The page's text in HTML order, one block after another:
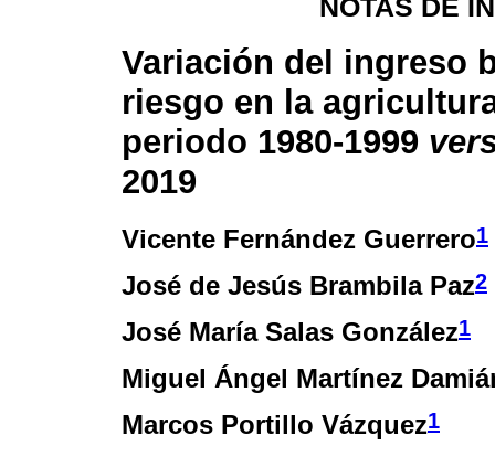
NOTAS DE
Variación del ingreso
riesgo en la
periodo 1980-1999
2019
Vicente Fernández Guerrero1
José de Jesús Brambila Paz2
José María Salas González1
Miguel Ángel Martínez
Marcos Portillo Vázquez1